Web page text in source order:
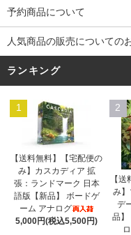
予約商品について
人気商品の販売についての
ランキング
1
【送料無料】【宅配便の
み】カスカディア 拡
張：ランドマーク 日本
語版【新品】 ボードゲ
ーム アナログ
5,000円(税込5,500円)
2
【
み
デ
品】